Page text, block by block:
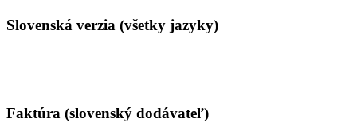
Slovenská verzia (všetky jazyky)
Faktúra (slovenský dodávateľ)